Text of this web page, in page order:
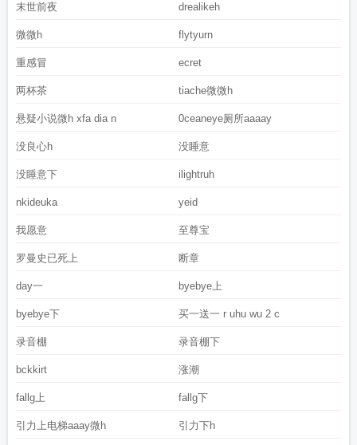
末世前夜 drealikeh
微微h flytyurn
重感冒 ecret
两杯茶 tiache微微h
悬疑小说微h xfa dia n 0ceaneye厕所aaaay
没良心h 没睡意
没睡意下 ilightruh
nkideuka yeid
我愿意 至尊宝
罗曼史已死上 断章
day一 byebye上
byebye下 买一送一 r uhu wu 2 c
录音棚 录音棚下
bckkirt 涨潮
fallg上 fallg下
引力上电梯aaay微h 引力下h